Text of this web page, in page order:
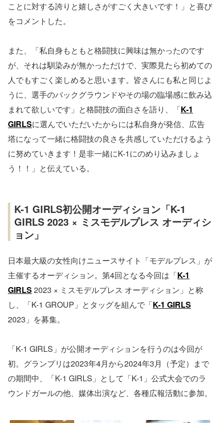
ことに対する誇りと嬉しさがすごく大きいです！」と喜び
をコメントした。
また、「私自身もともと格闘技に興味は無かったのです
が、それは馴染みが無かっただけで、実際見たら初めての
人でもすごく楽しめると思います。皆さんにも私と同じよ
うに、選手のバックグラウンドやその場の臨場感に飲み込
まれて欲しいです」と格闘技の面白さを語り、「K-1
GIRLSに選んでいただいたからには私自身が発信、広告
塔になって一緒に格闘技の良さを共感していただけるよう
に努めていきます！是非一緒にK-1にのめり込みましょ
う！！」と伝えている。
K-1 GIRLS初公開オーディション「K-1
GIRLS 2023 × ミスモデルプレス オーディシ
ョン」
日本最大級の女性向けニュースサイト「モデルプレス」が
主催するオーディション。第4回となる今回は「K-1
GIRLS 2023 × ミスモデルプレス オーディション」と称
し、「K-1 GROUP」とタッグを組んで「K-1 GIRLS
2023」を募集。
「K-1 GIRLS」が公開オーディションを行うのは今回が
初。グランプリは2023年4月から2024年3月（予定）まで
の期間中、「K-1 GIRLS」として「K-1」公式大会でのラ
ウンドガールの他、媒体出演など、各種広報活動に参加。